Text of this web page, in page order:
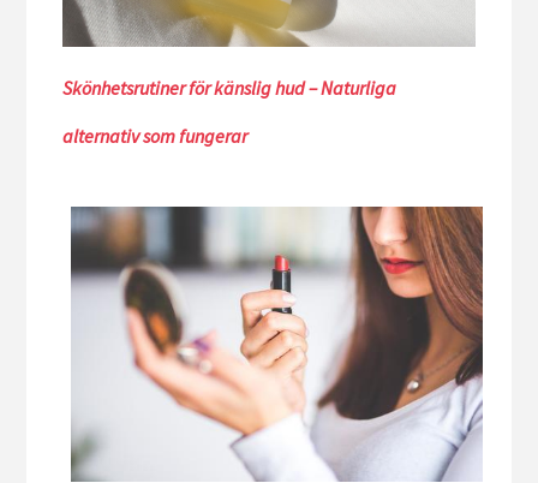
Skönhetsrutiner för känslig hud – Naturliga
alternativ som fungerar